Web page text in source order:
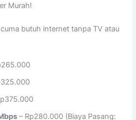
Murah!
butuh internet tanpa TV atau
– Rp280.000 (Biaya Pasang: